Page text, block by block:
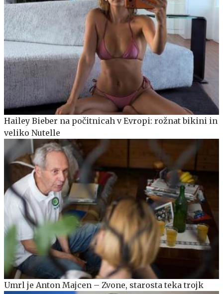
Hailey Bieber na počitnicah v Evropi: rožnat bikini in
veliko Nutelle
Umrl je Anton Majcen – Zvone, starosta teka trojk